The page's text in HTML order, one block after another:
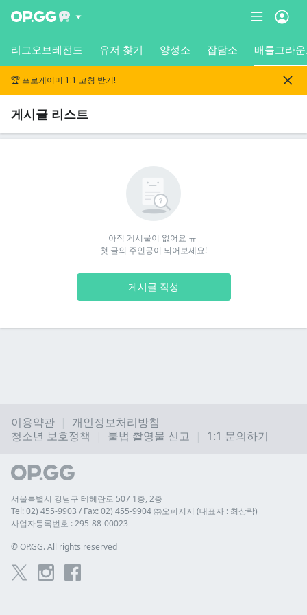
리그오브레전드 유저 찾기 양성소 잡담소 배틀그라
🏆 프로게이머 1:1 코칭 받기!
게시글 리스트
아직 게시물이 없어요 ㅠ
첫 글의 주인공이 되어보세요!
게시글 작성
이용약관
개인정보처리방침
청소년 보호정책
불법 촬영물 신고 1:1 문의하기
서울특별시 강남구 테헤란로 507 1층, 2층
Tel: 02) 455-9903 / Fax: 02) 455-9904 ㈜오피지지 (대표자 : 최상락)
사업자등록번호 : 295-88-00023
© OP.GG. All rights reserved